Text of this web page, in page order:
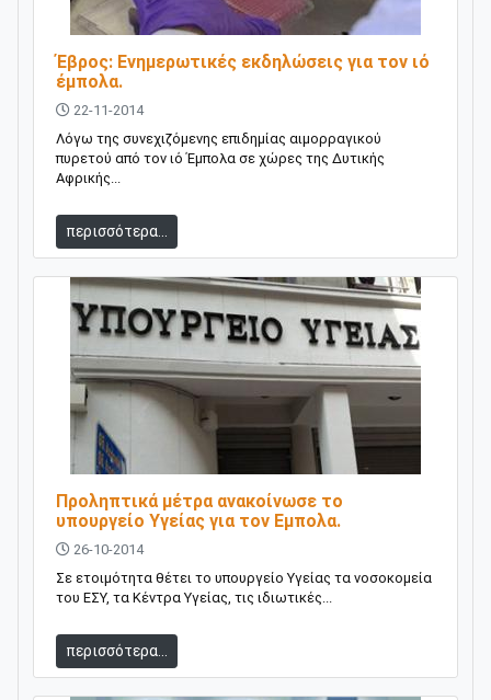
Έβρος: Ενημερωτικές εκδηλώσεις για τον ιό
έμπολα.
22-11-2014
Λόγω της συνεχιζόμενης επιδημίας αιμορραγικού
πυρετού από τον ιό Έμπολα σε χώρες της Δυτικής
Αφρικής...
περισσότερα...
Προληπτικά μέτρα ανακοίνωσε το
υπουργείο Υγείας για τον Εμπολα.
26-10-2014
Σε ετοιμότητα θέτει το υπουργείο Υγείας τα νοσοκομεία
του ΕΣΥ, τα Κέντρα Υγείας, τις ιδιωτικές...
περισσότερα...